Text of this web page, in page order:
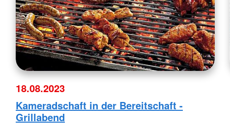
18.08.2023
Kameradschaft in der Bereitschaft -
Grillabend